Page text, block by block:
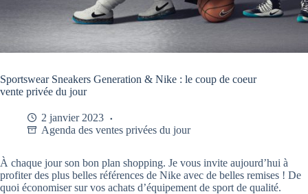
Sportswear Sneakers Generation & Nike : le coup de coeur
vente privée du jour
2 janvier 2023
Agenda des ventes privées du jour
À chaque jour son bon plan shopping. Je vous invite aujourd’hui à
profiter des plus belles références de Nike avec de belles remises ! De
quoi économiser sur vos achats d’équipement de sport de qualité.